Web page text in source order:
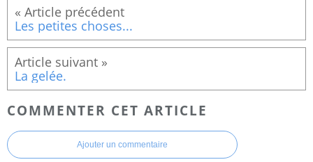
Les petites choses...
La gelée.
COMMENTER CET ARTICLE
Ajouter un commentaire